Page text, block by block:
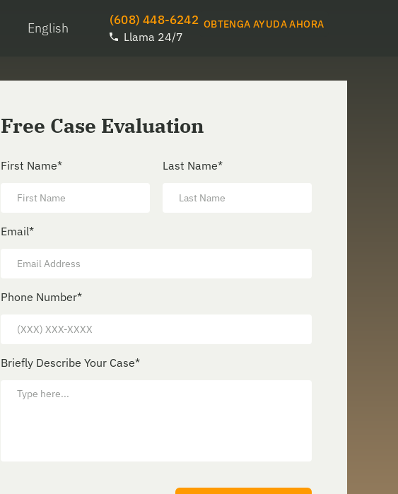
English
(608) 448-6242
Llama 24/7
OBTENGA AYUDA AHORA
Free Case Evaluation
First Name* Last Name*
Email*
Phone Number*
Briefly Describe Your Case*